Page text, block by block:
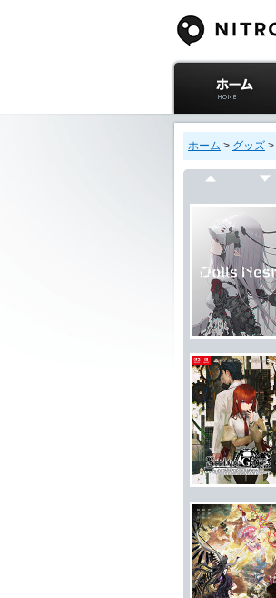
ニトロプラス公式
サイト ホーム
ホーム > グッズ >